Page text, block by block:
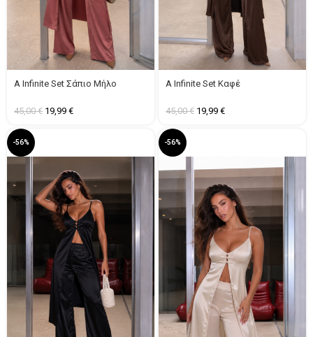
A Infinite Set Σάπιο Μήλο
45,00€ 19,99 €
A Infinite Set Καφέ
45,00€ 19,99 €
-56% -56%